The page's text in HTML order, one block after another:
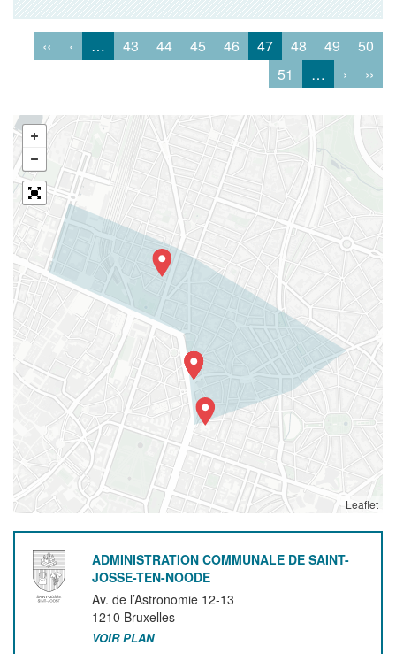
‹‹ ‹ … 43 44 45 46 47 48 49
50
51
… › ››
Leaflet
ADMINISTRATION COMMUNALE DE SAINT-
JOSSE-TEN-NOODE
Av. de l’Astronomie 12-13
1210 Bruxelles
VOIR PLAN